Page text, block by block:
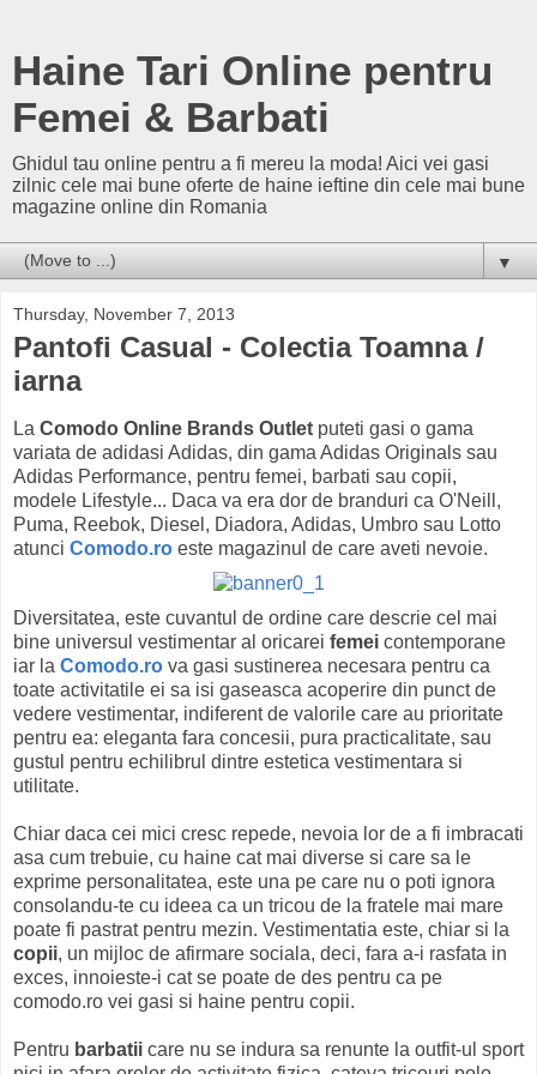
Haine Tari Online pentru
Femei & Barbati
Ghidul tau online pentru a fi mereu la moda! Aici vei gasi
zilnic cele mai bune oferte de haine ieftine din cele mai bune
magazine online din Romania
▼
Thursday, November 7, 2013
Pantofi Casual - Colectia Toamna /
iarna
La Comodo Online Brands Outlet puteti gasi o gama
variata de adidasi Adidas, din gama Adidas Originals sau
Adidas Performance, pentru femei, barbati sau copii,
modele Lifestyle... Daca va era dor de branduri ca O'Neill,
Puma, Reebok, Diesel, Diadora, Adidas, Umbro sau Lotto
atunci Comodo.ro este magazinul de care aveti nevoie.
Diversitatea, este cuvantul de ordine care descrie cel mai
bine universul vestimentar al oricarei femei contemporane
iar la Comodo.ro va gasi sustinerea necesara pentru ca
toate activitatile ei sa isi gaseasca acoperire din punct de
vedere vestimentar, indiferent de valorile care au prioritate
pentru ea: eleganta fara concesii, pura practicalitate, sau
gustul pentru echilibrul dintre estetica vestimentara si
utilitate.
Chiar daca cei mici cresc repede, nevoia lor de a fi imbracati
asa cum trebuie, cu haine cat mai diverse si care sa le
exprime personalitatea, este una pe care nu o poti ignora
consolandu-te cu ideea ca un tricou de la fratele mai mare
poate fi pastrat pentru mezin. Vestimentatia este, chiar si la
copii, un mijloc de afirmare sociala, deci, fara a-i rasfata in
exces, innoieste-i cat se poate de des pentru ca pe
comodo.ro vei gasi si haine pentru copii.
Pentru barbatii care nu se indura sa renunte la outfit-ul sport